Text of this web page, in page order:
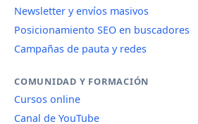
Newsletter y envíos masivos
Posicionamiento SEO en buscadores
Campañas de pauta y redes
COMUNIDAD Y FORMACIÓN
Cursos online
Canal de YouTube